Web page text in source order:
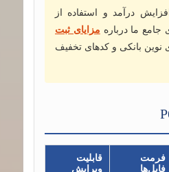
درآمد و استفاده از
ما درباره مزایای ثبت
نوین بانکی و کدهای تخفیف
فرمت
فایل‌ها
قابلیت
ویرایش